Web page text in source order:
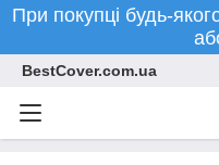
При покупці будь-
BestCover.com.ua